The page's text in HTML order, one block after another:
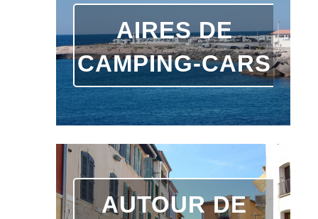
AIRES DE
CAMPING-CARS
AUTOUR DE